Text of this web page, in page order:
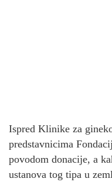
Ispred Klinike za
predstavnicima
povodom donacije, a
ustanova tog tipa u